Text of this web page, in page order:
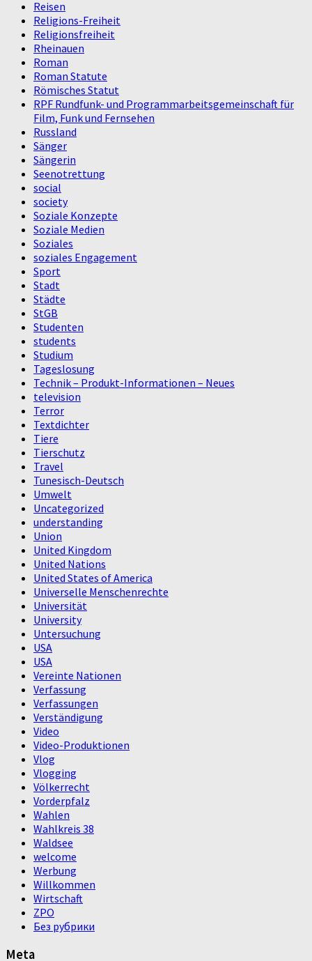
Reisen
Religions-Freiheit
Religionsfreiheit
Rheinauen
Roman
Roman Statute
Römisches Statut
RPF Rundfunk- und Programmarbeitsgemeinschaft für
Film, Funk und Fernsehen
Russland
Sänger
Sängerin
Seenotrettung
social
society
Soziale Konzepte
Soziale Medien
Soziales
soziales Engagement
Sport
Stadt
Städte
StGB
Studenten
students
Studium
Tageslosung
Technik – Produkt-Informationen – Neues
television
Terror
Textdichter
Tiere
Tierschutz
Travel
Tunesisch-Deutsch
Umwelt
Uncategorized
understanding
Union
United Kingdom
United Nations
United States of America
Universelle Menschenrechte
Universität
University
Untersuchung
USA
USA
Vereinte Nationen
Verfassung
Verfassungen
Verständigung
Video
Video-Produktionen
Vlog
Vlogging
Völkerrecht
Vorderpfalz
Wahlen
Wahlkreis 38
Waldsee
welcome
Werbung
Willkommen
Wirtschaft
ZPO
Без рубрики
Meta